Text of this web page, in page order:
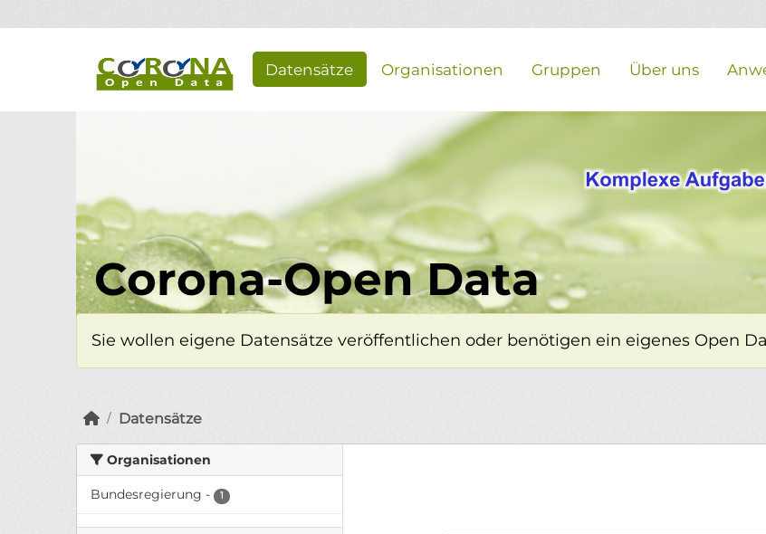
Datensätze Organisationen Gruppen Über uns
Corona-Open Data
Sie wollen eigene Datensätze veröffentlichen oder benötigen ein eigenes Open
Datensätze
Organisationen
Bundesregierung - 1